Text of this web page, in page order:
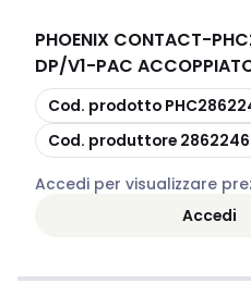
PHOENIX CONTACT-
DP/V1-PAC
copia
Cod. prodotto
copia
Cod. produttore 2862246
Accedi per visualizzare
Accedi